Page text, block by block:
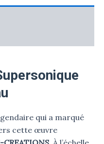
qui a marqué
cette œuvre